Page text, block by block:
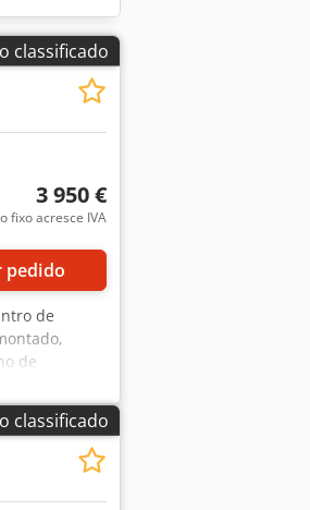
classificado
3 950 €
fixo acresce IVA
pedido
de
de
carga de
(6 módulos)
2,96 m 1
à parede
2026.
classificado